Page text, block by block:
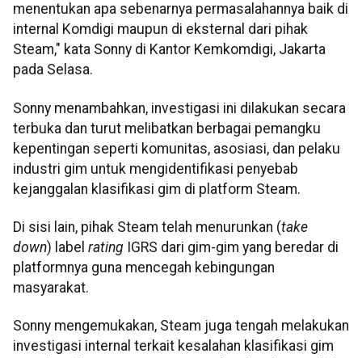
menentukan apa sebenarnya permasalahannya baik di
internal Komdigi maupun di eksternal dari pihak
Steam," kata Sonny di Kantor Kemkomdigi, Jakarta
pada Selasa.
Sonny menambahkan, investigasi ini dilakukan secara
terbuka dan turut melibatkan berbagai pemangku
kepentingan seperti komunitas, asosiasi, dan pelaku
industri gim untuk mengidentifikasi penyebab
kejanggalan klasifikasi gim di platform Steam.
Di sisi lain, pihak Steam telah menurunkan (take
down) label rating IGRS dari gim-gim yang beredar di
platformnya guna mencegah kebingungan
masyarakat.
Sonny mengemukakan, Steam juga tengah melakukan
investigasi internal terkait kesalahan klasifikasi gim